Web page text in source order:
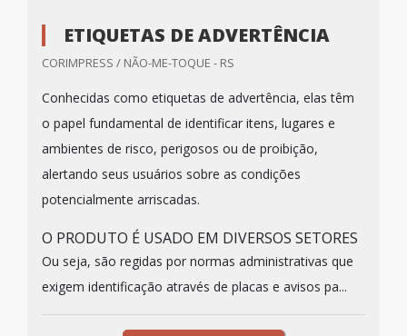
ETIQUETAS DE ADVERTÊNCIA
CORIMPRESS / NÃO-ME-TOQUE - RS
Conhecidas como etiquetas de advertência, elas têm
o papel fundamental de identificar itens, lugares e
ambientes de risco, perigosos ou de proibição,
alertando seus usuários sobre as condições
potencialmente arriscadas.
O PRODUTO É USADO EM DIVERSOS SETORES
Ou seja, são regidas por normas administrativas que
exigem identificação através de placas e avisos pa...